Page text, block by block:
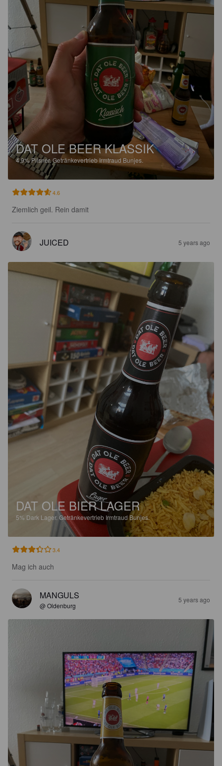
DAT OLE BEER KLASSIK
4.9%Pilsner.Getränkevertrieb Irmtraud Bunjes.
4.6
Ziemlich geil. Rein damit
JUICED 5 years ago
DAT OLE BIER LAGER
5% Dark Lager. Getränkevertrieb Irmtraud Bunjes.
3.4
Mag ich auch
MANGULS
@ Oldenburg
5 years ago